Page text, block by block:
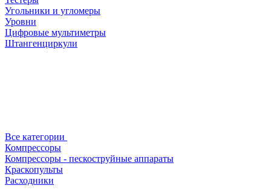
Угольники и угломеры
Уровни
Цифровые мультиметры
Штангенциркули
Все категории
Компрессоры
Компрессоры - пескоструйные аппараты
Краскопульты
Расходники